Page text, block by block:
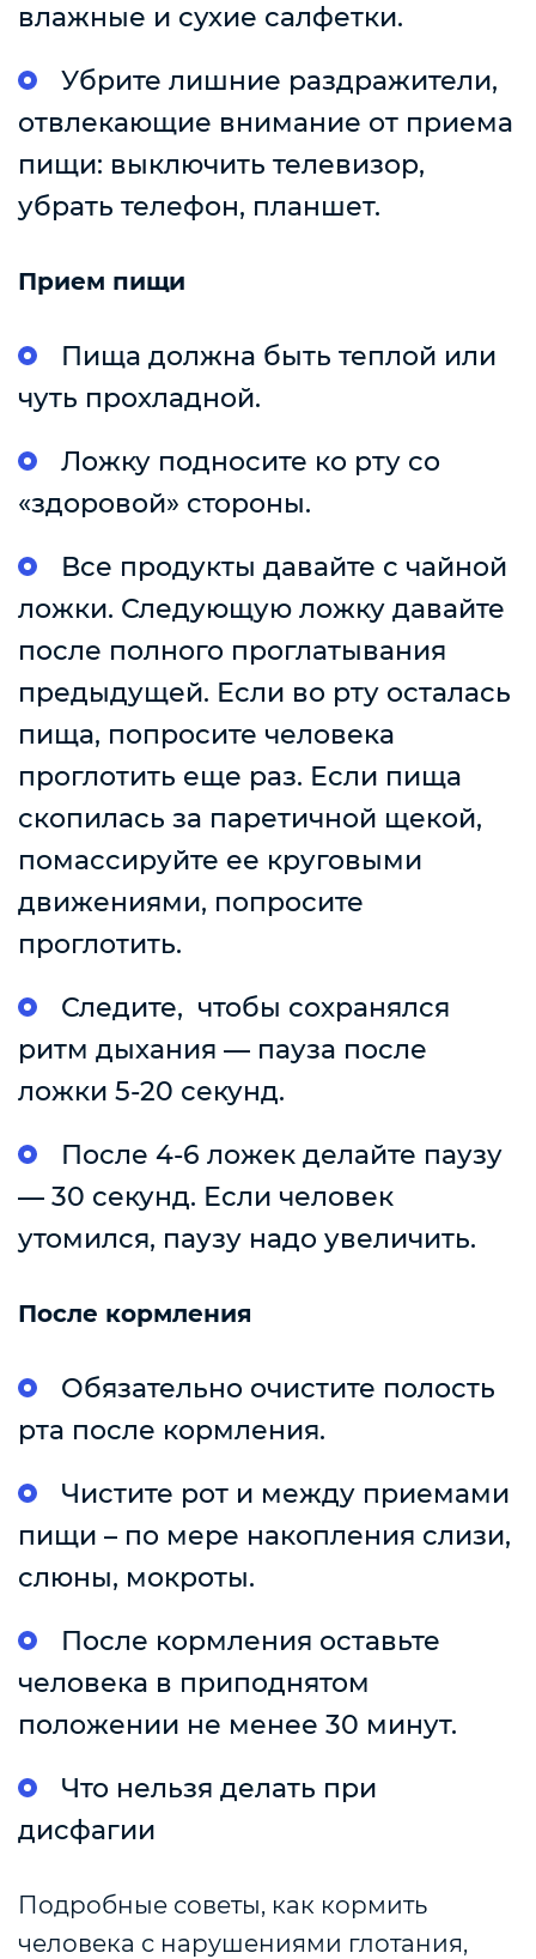
влажные и сухие салфетки.
Убрите лишние раздражители,
отвлекающие внимание от приема
пищи: выключить телевизор,
убрать телефон, планшет.
Прием пищи
Пища должна быть теплой или
чуть прохладной.
Ложку подносите ко рту со
«здоровой» стороны.
Все продукты давайте с чайной
ложки. Следующую ложку давайте
после полного проглатывания
предыдущей. Если во рту осталась
пища, попросите человека
проглотить еще раз. Если пища
скопилась за паретичной щекой,
помассируйте ее круговыми
движениями, попросите
проглотить.
Следите, чтобы сохранялся
ритм дыхания — пауза после
ложки 5-20 секунд.
После 4-6 ложек делайте паузу
— 30 секунд. Если человек
утомился, паузу надо увеличить.
После кормления
Обязательно очистите полость
рта после кормления.
Чистите рот и между приемами
пищи – по мере накопления слизи,
слюны, мокроты.
После кормления оставьте
человека в приподнятом
положении не менее 30 минут.
Что нельзя делать при
дисфагии
Подробные советы, как кормить
человека с нарушениями глотания,